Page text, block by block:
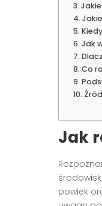
Jak
Co
Jak
powiek